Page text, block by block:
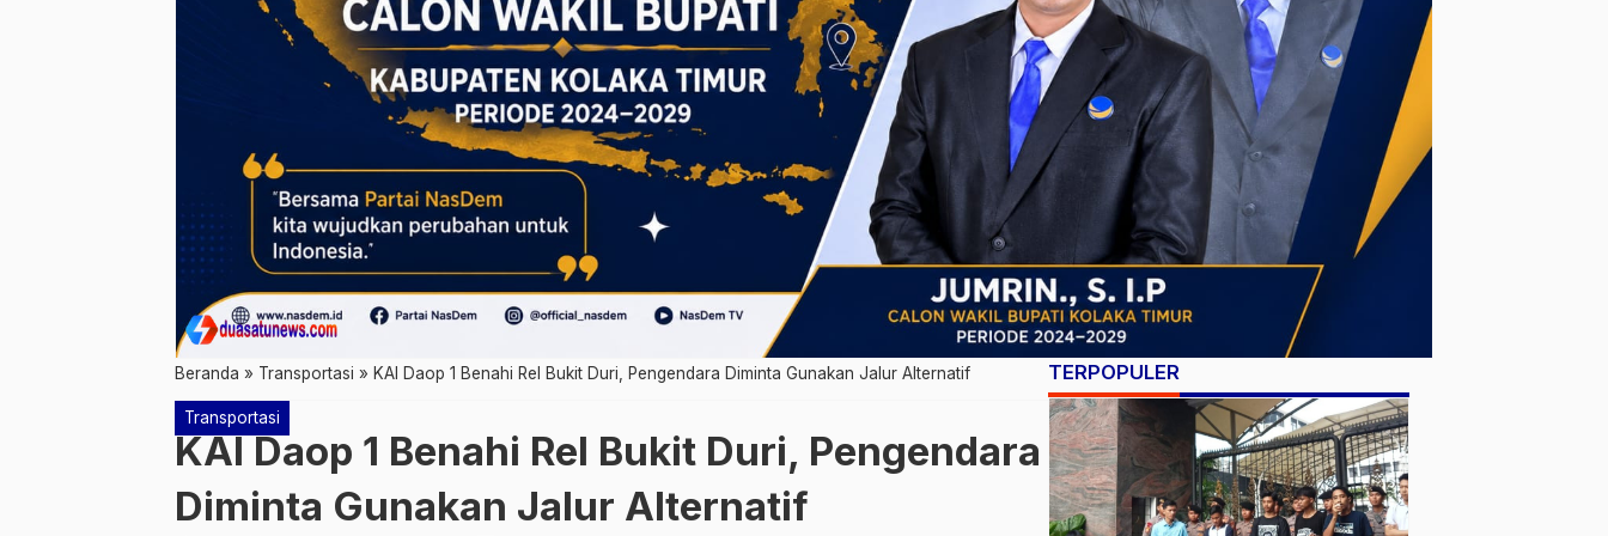
Beranda » Transportasi » KAI Daop 1 Benahi Rel Bukit Duri, Pengendara Diminta Gunakan Jalur Alternatif
Transportasi
KAI Daop 1 Benahi Rel Bukit Duri, Pengendara
Diminta Gunakan Jalur Alternatif
TERPOPULER